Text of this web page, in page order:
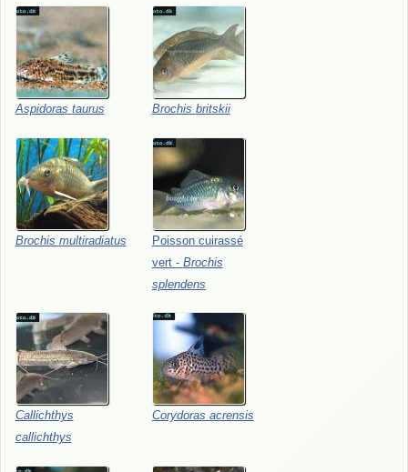
Aspidoras taurus Brochis britskii
Brochis multiradiatus Poisson cuirassé
vert - Brochis
splendens
Callichthys
callichthys
Corydoras acrensis